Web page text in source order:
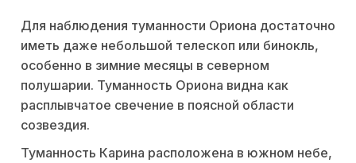
Для наблюдения туманности Ориона достаточно
иметь даже небольшой телескоп или бинокль,
особенно в зимние месяцы в северном
полушарии. Туманность Ориона видна как
расплывчатое свечение в поясной области
созвездия.
Туманность Карина расположена в южном небе,